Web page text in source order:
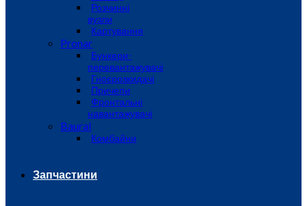
Розчинні
вузли
Картування
Pronar
Бункери-
перевантажувачі
Гноєрозкидачі
Причепи
Фронтальні
навантажувачі
Baural
Комбайни
Запчастини